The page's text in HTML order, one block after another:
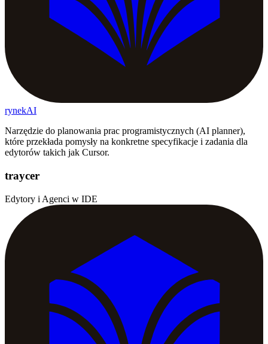
rynekAI
Narzędzie do planowania prac programistycznych (AI planner),
które przekłada pomysły na konkretne specyfikacje i zadania dla
edytorów takich jak Cursor.
traycer
Edytory i Agenci w IDE